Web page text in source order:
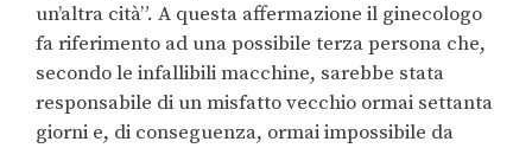
un’altra cità”. A questa affermazione il ginecologo
fa riferimento ad una possibile terza persona che,
secondo le infallibili macchine, sarebbe stata
responsabile di un misfatto vecchio ormai settanta
giorni e, di conseguenza, ormai impossibile da